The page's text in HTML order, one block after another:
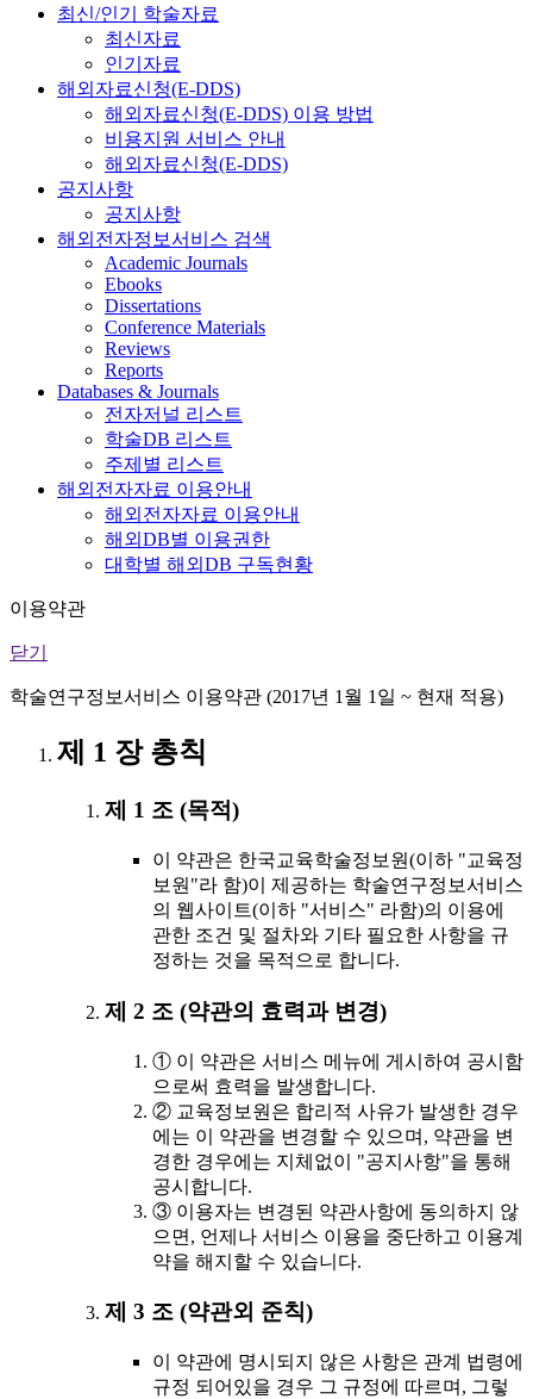
최신/인기 학술자료
최신자료
인기자료
해외자료신청(E-DDS)
해외자료신청(E-DDS) 이용 방법
비용지원 서비스 안내
해외자료신청(E-DDS)
공지사항
공지사항
해외전자정보서비스 검색
Academic Journals
Ebooks
Dissertations
Conference Materials
Reviews
Reports
Databases & Journals
전자저널 리스트
학술DB 리스트
주제별 리스트
해외전자자료 이용안내
해외전자자료 이용안내
해외DB별 이용권한
대학별 해외DB 구독현황
이용약관
닫기
학술연구정보서비스 이용약관 (2017년 1월 1일 ~ 현재 적용)
제 1 장 총칙
제 1 조 (목적)
이 약관은 한국교육학술정보원(이하 "교육정
보원"라 함)이 제공하는 학술연구정보서비스
의 웹사이트(이하 "서비스" 라함)의 이용에
관한 조건 및 절차와 기타 필요한 사항을 규
정하는 것을 목적으로 합니다.
제 2 조 (약관의 효력과 변경)
① 이 약관은 서비스 메뉴에 게시하여 공시함
으로써 효력을 발생합니다.
② 교육정보원은 합리적 사유가 발생한 경우
에는 이 약관을 변경할 수 있으며, 약관을 변
경한 경우에는 지체없이 "공지사항"을 통해
공시합니다.
③ 이용자는 변경된 약관사항에 동의하지 않
으면, 언제나 서비스 이용을 중단하고 이용계
약을 해지할 수 있습니다.
제 3 조 (약관외 준칙)
이 약관에 명시되지 않은 사항은 관계 법령에
규정 되어있을 경우 그 규정에 따르며, 그렇